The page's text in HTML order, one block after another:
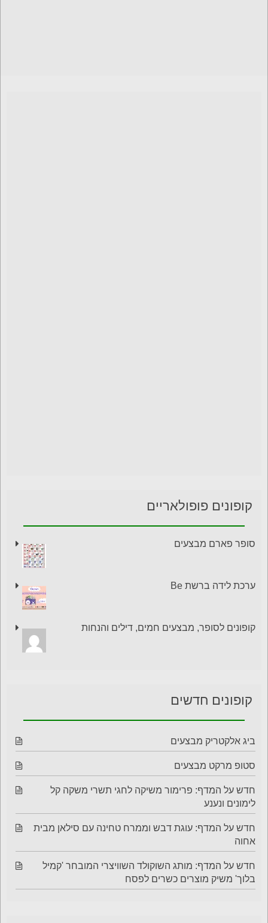
קופונים פופולאריים
סופר פארם מבצעים
ערכת לידה ברשת Be
קופונים לסופר, מבצעים חמים, דילים והנחות
קופונים חדשים
ביג אלקטריק מבצעים
סטופ מרקט מבצעים
חדש על המדף: פרימור משיקה לחגי תשרי משקה קל
לימונים ונענע
חדש על המדף: עוגת דבש וממרח טחינה עם סילאן מבית
אחוה
חדש על המדף: מותג השוקולד השוויצרי המובחר 'קמיל
בלוך' משיק מוצרים כשרים לפסח